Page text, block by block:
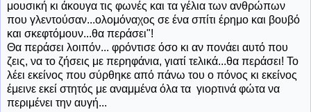
μουσική κι άκουγα τις φωνές και τα γέλια των ανθρώπων
που γλεντούσαν...ολομόναχος σε ένα σπίτι έρημο και βουβό
και σκεφτόμουν...θα περάσει"!
Θα περάσει λοιπόν... φρόντισε όσο κι αν πονάει αυτό που
ζεις, να το ζήσεις με περηφάνια, γιατί τελικά...θα περάσει! Το
λέει εκείνος που σύρθηκε από πάνω του ο πόνος κι εκείνος
έμεινε εκεί στητός με αναμμένα όλα τα γιορτινά φώτα να
περιμένει την αυγή...